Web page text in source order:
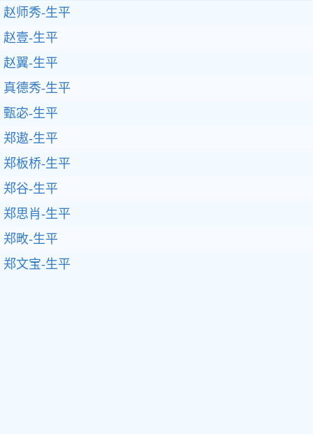
赵师秀-生平
赵壹-生平
赵翼-生平
真德秀-生平
甄宓-生平
郑遨-生平
郑板桥-生平
郑谷-生平
郑思肖-生平
郑畋-生平
郑文宝-生平